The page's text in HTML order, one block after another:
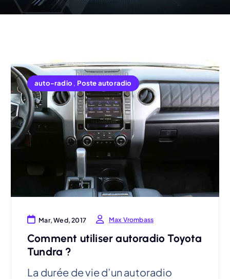
auto-radio , Poste autoradio
Mar, Wed, 2017 Max Vrombass
Comment utiliser autoradio Toyota
Tundra ?
La durée de vie d’un autoradio